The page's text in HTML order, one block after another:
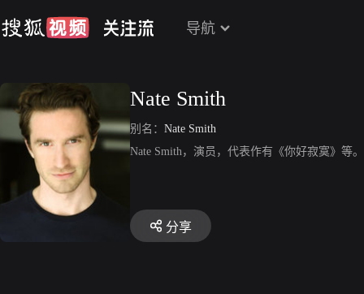
导航
Nate Smith
别名： Nate Smith
Nate Smith，演员，代表作有《你好寂寞》等。
分享